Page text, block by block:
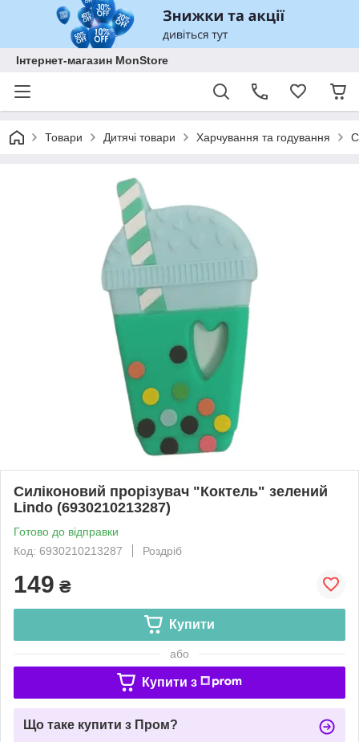
Інтернет-магазин MonStore
Товари Дитячі товари Харчування та годування
Силіконовий прорізувач "Коктель" зелений
Lindo (6930210213287)
Готово до відправки
Код: 6930210213287
Роздріб
149 ₴
Купити
або
Купити з
Що таке купити з Пром?